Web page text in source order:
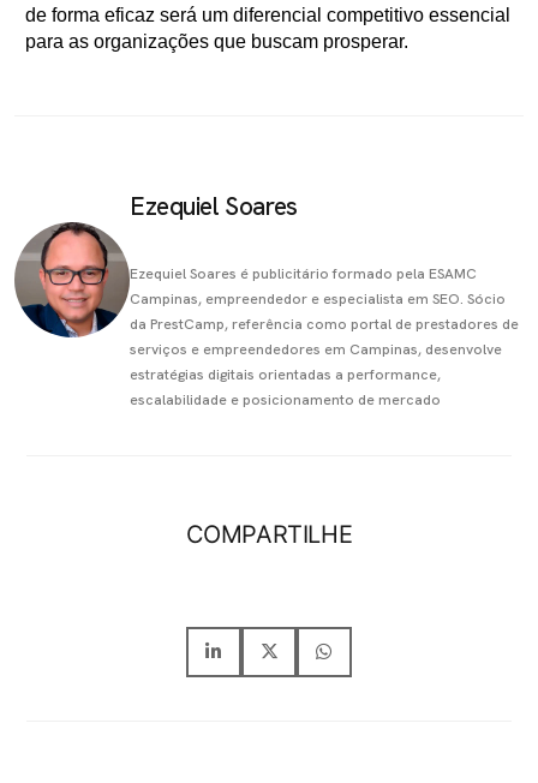
de forma eficaz será um diferencial competitivo essencial
para as organizações que buscam prosperar.
Ezequiel Soares
Ezequiel Soares é publicitário formado pela ESAMC
Campinas, empreendedor e especialista em SEO. Sócio
da PrestCamp, referência como portal de prestadores de
serviços e empreendedores em Campinas, desenvolve
estratégias digitais orientadas a performance,
escalabilidade e posicionamento de mercado
COMPARTILHE